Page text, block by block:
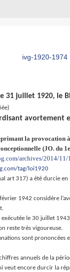
31 juillet 1920, le
avortement
la provocation
(JO. du
archives/2014/
tag/loi1920
art 317) a été durcie en
1942 considère
exécutée le 30 juillet 1943
reste très vigoureuse.
sont prononcées
annuels de la
veut encore durcir la